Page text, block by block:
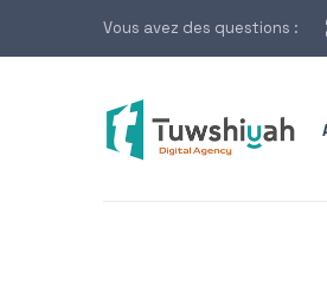
Vous avez des questions :